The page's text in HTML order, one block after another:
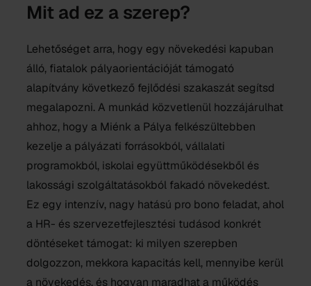
Mit ad ez a szerep?
Lehetőséget arra, hogy egy növekedési kapuban
álló, fiatalok pályaorientációját támogató
alapítvány következő fejlődési szakaszát segítsd
megalapozni. A munkád közvetlenül hozzájárulhat
ahhoz, hogy a Miénk a Pálya felkészültebben
kezelje a pályázati forrásokból, vállalati
programokból, iskolai együttműködésekből és
lakossági szolgáltatásokból fakadó növekedést.
Ez egy intenzív, nagy hatású pro bono feladat, ahol
a HR- és szervezetfejlesztési tudásod konkrét
döntéseket támogat: ki milyen szerepben
dolgozzon, mekkora kapacitás kell, mennyibe kerül
a növekedés, és hogyan maradhat a működés